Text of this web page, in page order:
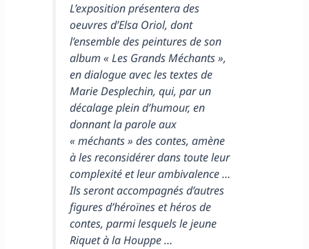
L’exposition présentera des
oeuvres d’Elsa Oriol, dont
l’ensemble des peintures de son
album « Les Grands Méchants »,
en dialogue avec les textes de
Marie Desplechin, qui, par un
décalage plein d’humour, en
donnant la parole aux
« méchants » des contes, amène
à les reconsidérer dans toute leur
complexité et leur ambivalence …
Ils seront accompagnés d’autres
figures d’héroïnes et héros de
contes, parmi lesquels le jeune
Riquet à la Houppe …